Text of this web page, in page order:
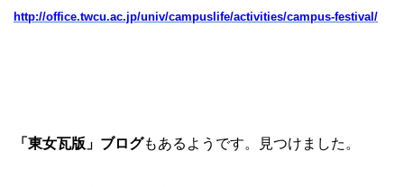
http://office.twcu.ac.jp/univ/campuslife/activities/campus-festival/
「東女瓦版」ブログもあるようです。見つけました。